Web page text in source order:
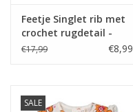
Feetje Singlet rib met
crochet rugdetail -
Love Peace Aloha
€17,99 €8,99
SALE